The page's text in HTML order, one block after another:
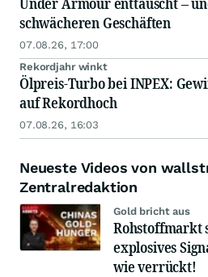
schwächeren Geschäften
07.08.26, 17:00
Rekordjahr winkt
Ölpreis-Turbo bei INPEX:
auf Rekordhoch
07.08.26, 16:03
Neueste Videos von
Zentralredaktion
Gold bricht aus
Rohstoffmarkt
explosives
wie verrückt!